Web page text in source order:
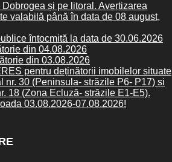
și pe litoral. Avertizarea
valabilă până în data de 08 august,
întocmită la data de 30.06.2026
din 04.08.2026
din 03.08.2026
pentru deținătorii imobilelor situate
nr. 30 (Peninsula- străzile P6- P17) și
18 (Zona Ecluză- străzile E1-E5).
03.08.2026-07.08.2026!